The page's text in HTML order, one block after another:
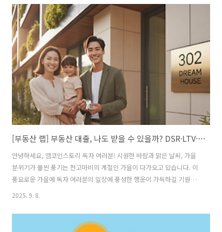
예가 돌아갔습니다. 그때까지 지구과학 분야 과학자가 노벨상을 받은 것
은 1995년 오존층 파괴 과정을 밝힌 연구자들뿐이었고, 정통 기상학을
전공한 과학자가 노벨상을 수상한 경우는 이번이 최초였습니다. 기후과
학 연구는 이제 물리학 분야 핵심 주제로 주목받게 되었지요. 이날 노벨
물리학상 수상자는 지구 기후 모델의 토대를 마련한 미국 기상학자 마나
베 슈쿠로(S..
[부동산 랩] 부동산 대출, 나도 받을 수 있을까? DSR·LTV·DTI 입문
안녕하세요, 앰코인스토리 독자 여러분! 시원한 바람과 맑은 날씨, 가을
분위기가 물씬 풍기는 천고마비의 계절인 가을이 다가오고 있습니다. 이
풍요로운 가을에 독자 여러분의 일상에 풍성한 행운이 가득하길 기원합
니다. 우리가 처음 부동산을 구매하려고 할 때, 제일 먼저 고민하고 부딪
는 상황에서 대출이 주택 구매의 중요한 수단이 됩니다. 하지만 금융기관
에 가면 낯선 용어들로 가득한 설명에 눈앞이 캄캄해지기 쉽습니다. 그래
2025. 9. 8.